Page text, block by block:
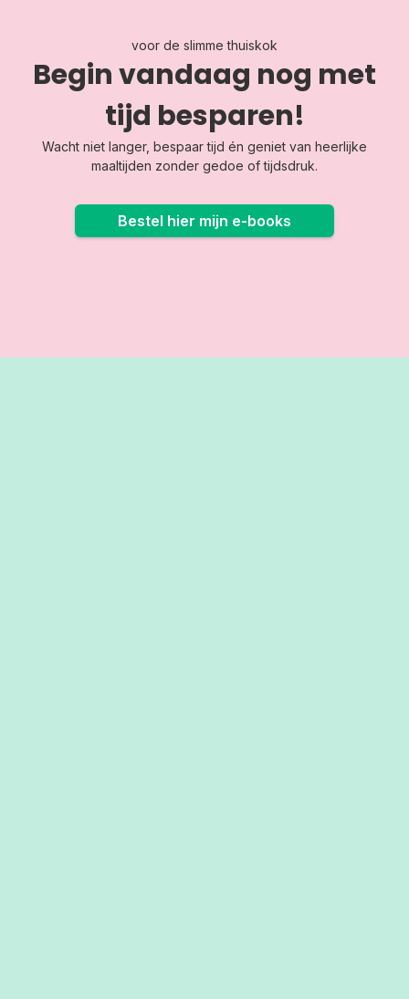
voor de slimme thuiskok
Begin vandaag nog met
tijd besparen!
Wacht niet langer, bespaar tijd én geniet van heerlijke
maaltijden zonder gedoe of tijdsdruk.
Bestel hier mijn e-books